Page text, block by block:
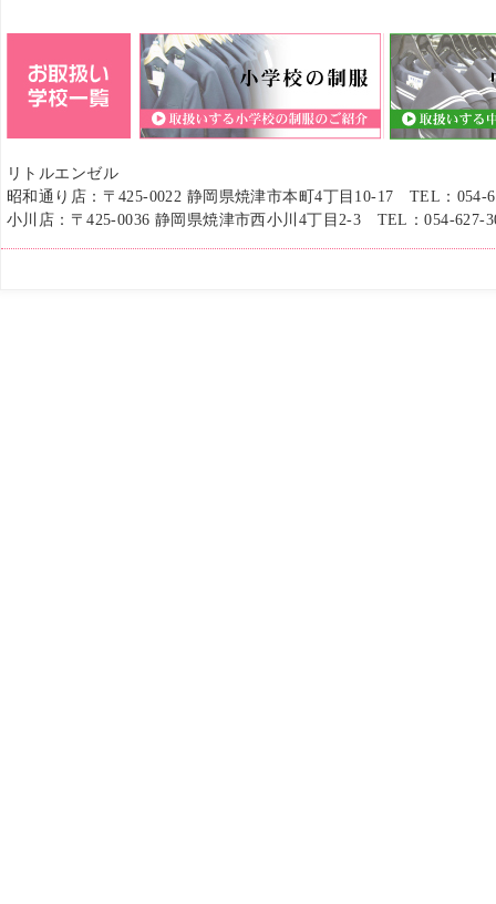
リトルエンゼル
昭和通り店： 〒425-0022 静岡県焼津市本町4丁目10-17 TEL： 054-
小川店： 〒425-0036 静岡県焼津市西小川4丁目2-3 TEL：054-627-